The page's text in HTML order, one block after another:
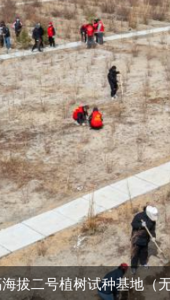
拔二号植树试种基地（